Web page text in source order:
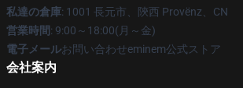
私達の倉庫: 1001 長元市、陝西 Provënz、CN
営業時間: 9:00～18:00(月～金)
電子メールお問い合わせeminem公式ストア
会社案内